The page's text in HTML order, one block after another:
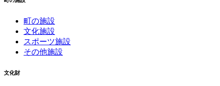
町の施設
文化施設
スポーツ施設
その他施設
文化財